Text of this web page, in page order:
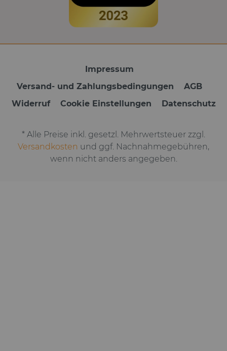
Impressum
Versand- und Zahlungsbedingungen
AGB
Widerruf
Cookie Einstellungen Datenschutz
* Alle Preise inkl. gesetzl. Mehrwertsteuer zzgl.
Versandkosten und ggf. Nachnahmegebühren,
wenn nicht anders angegeben.